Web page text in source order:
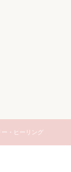
・ヒーリング